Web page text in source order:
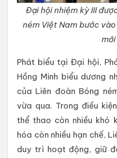
Đại hội nhiệm kỳ III
ném Việt Nam bước
mới
Phát biểu tại Đại hội,
Hồng Minh biểu dương
của Liên đoàn Bóng
vừa qua. Trong điều
thể thao còn nhiều khó
hóa còn nhiều hạn chế,
duy trì hoạt động, giữ